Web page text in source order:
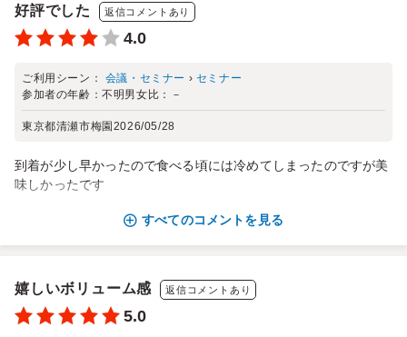
好評でした 返信コメントあり
4.0
ご利用シーン： 会議・セミナー › セミナー
参加者の年齢：不明 男女比： －
東京都清瀬市梅園 2026/05/28
到着が少し早かったので食べる頃には冷めてしまったのですが美
味しかったです
すべてのコメントを見る
嬉しいボリューム感 返信コメントあり
5.0